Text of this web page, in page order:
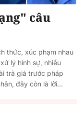
câu
thức, xúc phạm nhau
lý hình sự, nhiều
trả giá trước pháp
đây còn là lời...